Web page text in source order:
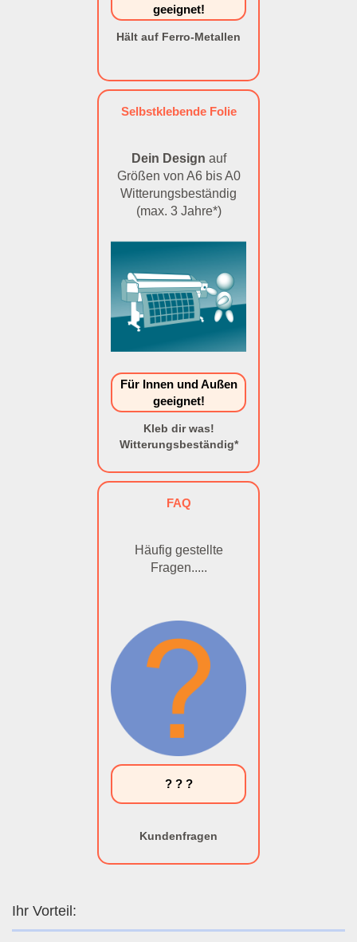
geeignet!
Hält auf Ferro-Metallen
Selbstklebende Folie
Dein Design auf
Größen von A6 bis A0
Witterungsbeständig
(max. 3 Jahre*)
Für Innen und Außen
geeignet!
Kleb dir was!
Witterungsbeständig*
FAQ
Häufig gestellte
Fragen.....
? ? ?
Kundenfragen
Ihr Vorteil: